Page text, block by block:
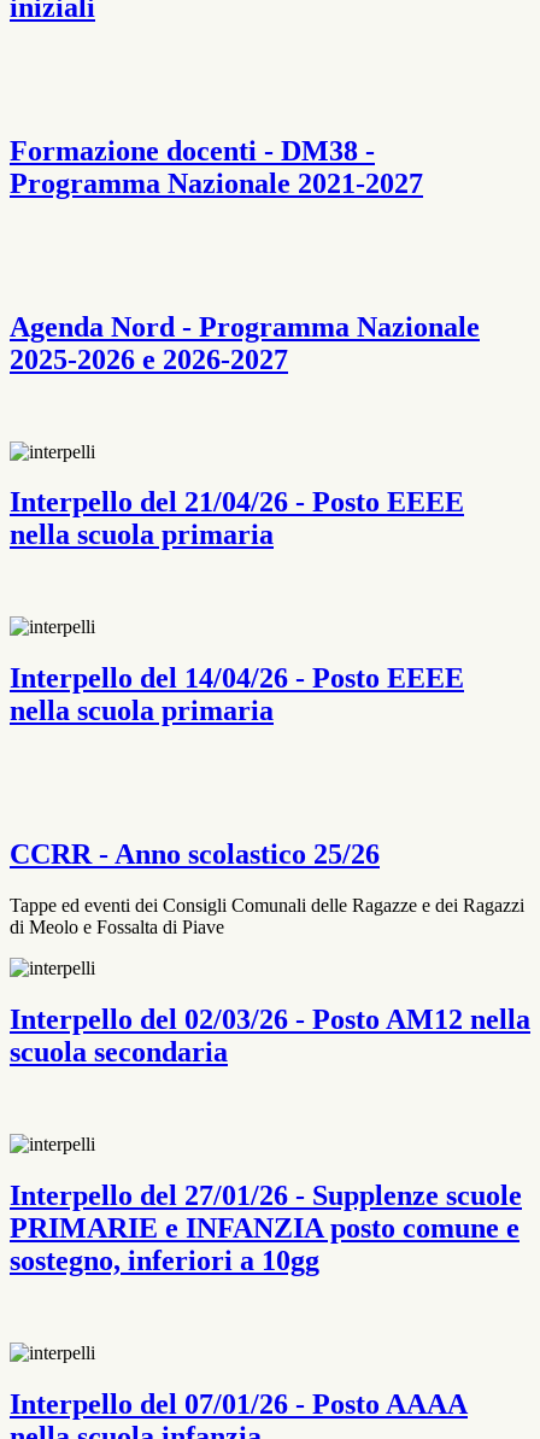
iniziali
Formazione docenti - DM38 -
Programma Nazionale 2021-2027
Agenda Nord - Programma Nazionale
2025-2026 e 2026-2027
Interpello del 21/04/26 - Posto EEEE
nella scuola primaria
Interpello del 14/04/26 - Posto EEEE
nella scuola primaria
CCRR - Anno scolastico 25/26
Tappe ed eventi dei Consigli Comunali delle Ragazze e dei Ragazzi
di Meolo e Fossalta di Piave
Interpello del 02/03/26 - Posto AM12 nella
scuola secondaria
Interpello del 27/01/26 - Supplenze scuole
PRIMARIE e INFANZIA posto comune e
sostegno, inferiori a 10gg
Interpello del 07/01/26 - Posto AAAA